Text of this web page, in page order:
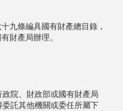
九條編具國有財產總目錄，
財產局辦理。
院、財政部或國有財產局
託其他機關或委任所屬下